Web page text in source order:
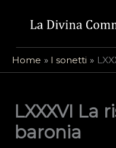
Home I sonetti
LXXXVI La
baronia